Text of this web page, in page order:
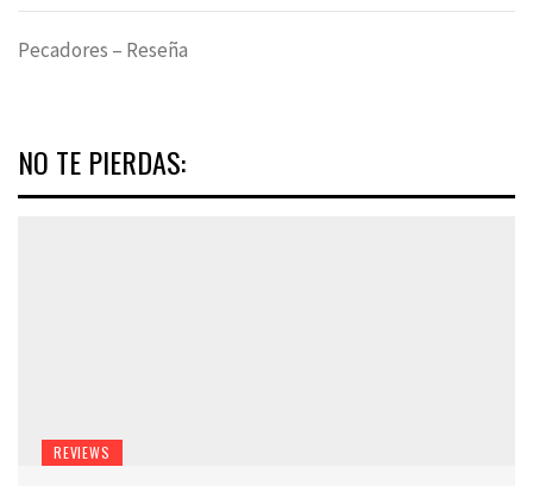
Pecadores – Reseña
NO TE PIERDAS:
REVIEWS